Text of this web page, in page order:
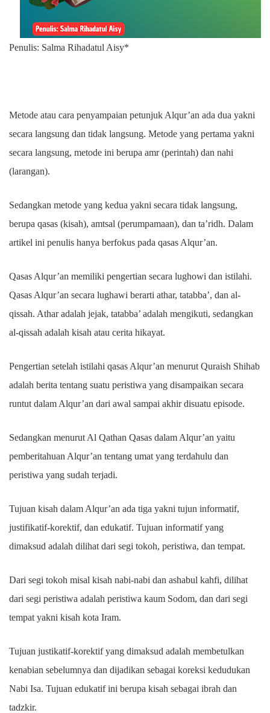
Penulis: Salma Rihadatul Aisy*
Metode atau cara penyampaian petunjuk Alqur’an ada dua yakni
secara langsung dan tidak langsung. Metode yang pertama yakni
secara langsung, metode ini berupa amr (perintah) dan nahi
(larangan).
Sedangkan metode yang kedua yakni secara tidak langsung,
berupa qasas (kisah), amtsal (perumpamaan), dan ta’ridh. Dalam
artikel ini penulis hanya berfokus pada qasas Alqur’an.
Qasas Alqur’an memiliki pengertian secara lughowi dan istilahi.
Qasas Alqur’an secara lughawi berarti athar, tatabba’, dan al-
qissah. Athar adalah jejak, tatabba’ adalah mengikuti, sedangkan
al-qissah adalah kisah atau cerita hikayat.
Pengertian setelah istilahi qasas Alqur’an menurut Quraish Shihab
adalah berita tentang suatu peristiwa yang disampaikan secara
runtut dalam Alqur’an dari awal sampai akhir disuatu episode.
Sedangkan menurut Al Qathan Qasas dalam Alqur’an yaitu
pemberitahuan Alqur’an tentang umat yang terdahulu dan
peristiwa yang sudah terjadi.
Tujuan kisah dalam Alqur’an ada tiga yakni tujun informatif,
justifikatif-korektif, dan edukatif. Tujuan informatif yang
dimaksud adalah dilihat dari segi tokoh, peristiwa, dan tempat.
Dari segi tokoh misal kisah nabi-nabi dan ashabul kahfi, dilihat
dari segi peristiwa adalah peristiwa kaum Sodom, dan dari segi
tempat yakni kisah kota Iram.
Tujuan justikatif-korektif yang dimaksud adalah membetulkan
kenabian sebelumnya dan dijadikan sebagai koreksi kedudukan
Nabi Isa. Tujuan edukatif ini berupa kisah sebagai ibrah dan
tadzkir.